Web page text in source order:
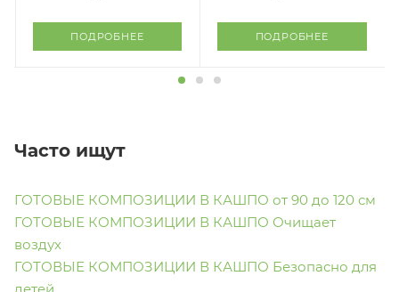
ПОДРОБНЕЕ ПОДРОБНЕЕ
Часто ищут
ГОТОВЫЕ КОМПОЗИЦИИ В КАШПО от 90 до 120 см
ГОТОВЫЕ КОМПОЗИЦИИ В КАШПО Очищает
воздух
ГОТОВЫЕ КОМПОЗИЦИИ В КАШПО Безопасно для